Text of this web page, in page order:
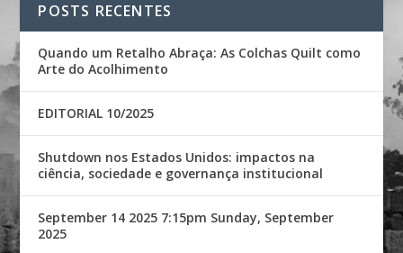
POSTS RECENTES
Quando um Retalho Abraça: As Colchas Quilt como
Arte do Acolhimento
EDITORIAL 10/2025
Shutdown nos Estados Unidos: impactos na
ciência, sociedade e governança institucional
September 14 2025 7:15pm Sunday, September
2025